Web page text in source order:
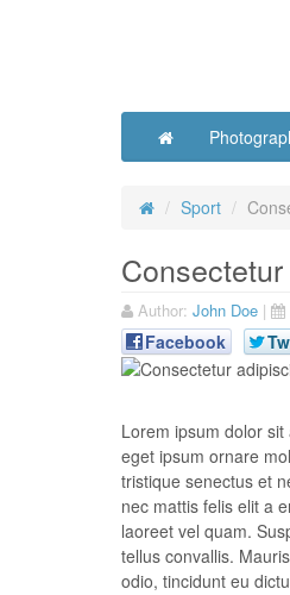
Sport
Author: John Doe |
Facebook
Lorem ipsum dolor
eget ipsum ornare
tristique senectus et
nec mattis felis elit a
laoreet vel quam.
tellus convallis.
odio, tincidunt eu